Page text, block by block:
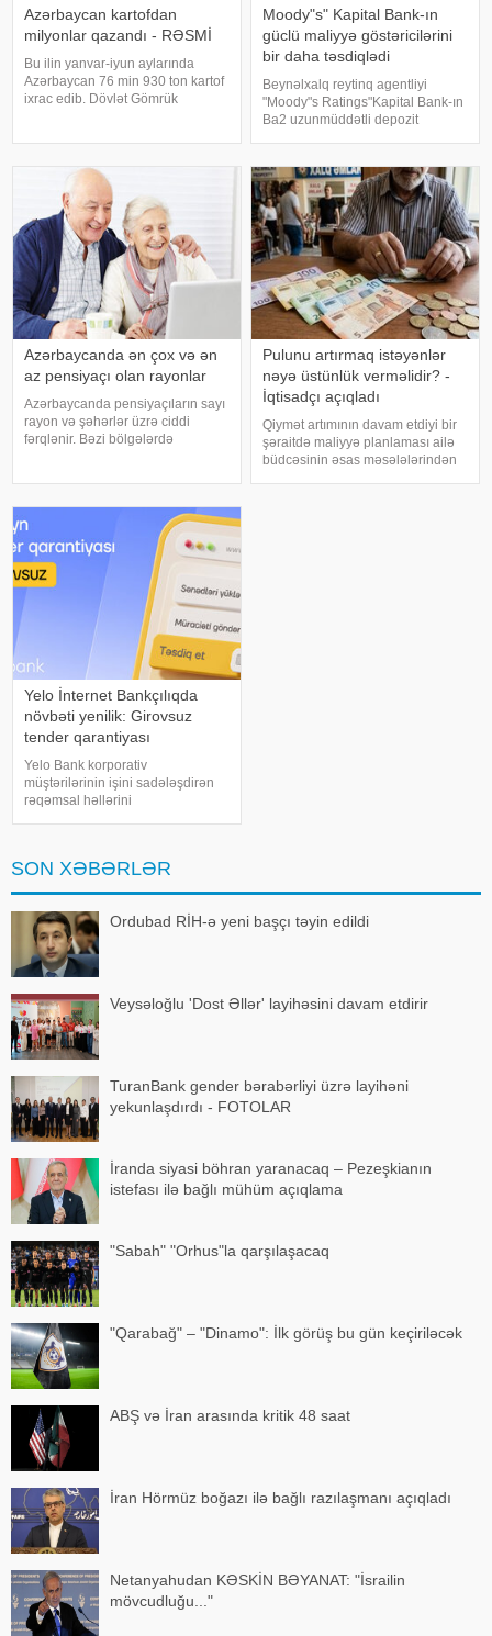
Azərbaycan kartofdan
milyonlar qazandı - RƏSMİ
Bu ilin yanvar-iyun aylarında
Azərbaycan 76 min 930 ton kartof
ixrac edib. Dövlət Gömrük
Bu, ötən ilin eyni dövrü ilə
Moody"s" Kapital Bank-ın
güclü maliyyə göstəricilərini
bir daha təsdiqlədi
Beynəlxalq reytinq agentliyi
"Moody"s Ratings"Kapital Bank-ın
Ba2 uzunmüddətli depozit
(Baseline Credit Assessment –
BCA) və müsbətproqnozunu
(Positiv
Azərbaycanda ən çox və ən
az pensiyaçı olan rayonlar
Azərbaycanda pensiyaçıların sayı
rayon və şəhərlər üzrə ciddi
fərqlənir. Bəzi bölgələrdə
Maraqlıdır ki, pensiyaçıları
Pulunu artırmaq istəyənlər
nəyə üstünlük verməlidir? -
İqtisadçı açıqladı
Qiymət artımının davam etdiyi bir
şəraitdə maliyyə planlaması ailə
büdcəsinin əsas məsələlərindən
Yelo İnternet Bankçılıqda
növbəti yenilik: Girovsuz
tender qarantiyası
Yelo Bank korporativ
müştərilərinin işini sadələşdirən
rəqəmsal həllərini
və fərdi sahibkarlar Yelo İnternet
Bankçılıq platformas
SON XƏBƏRLƏR
Ordubad RİH-ə yeni başçı təyin edildi
Veysəloğlu 'Dost Əllər' layihəsini davam etdirir
TuranBank gender bərabərliyi üzrə layihəni
yekunlaşdırdı - FOTOLAR
İranda siyasi böhran yaranacaq – Pezeşkianın
istefası ilə bağlı mühüm açıqlama
"Sabah" "Orhus"la qarşılaşacaq
"Qarabağ" – "Dinamo": İlk görüş bu gün keçiriləcək
ABŞ və İran arasında kritik 48 saat
İran Hörmüz boğazı ilə bağlı razılaşmanı açıqladı
Netanyahudan KƏSKİN BƏYANAT: "İsrailin
mövcudluğu..."